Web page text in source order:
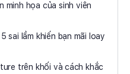
họa của sinh viên
sai lầm khiến bạn mãi loay
trên khối và cách khắc